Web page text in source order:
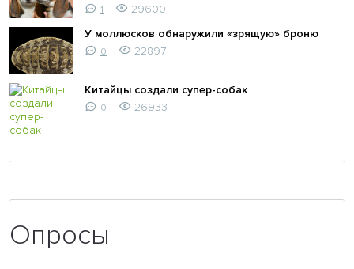
1
29600
У моллюсков обнаружили «зрящую» броню
0 22897
Китайцы создали супер-собак
0 26933
Опросы